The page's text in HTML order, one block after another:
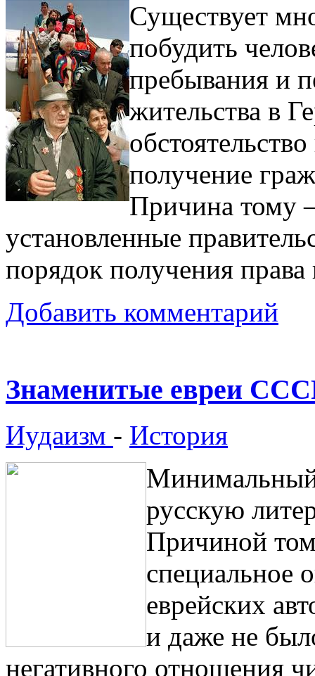
Существует
побудить
пребывания и
жительства в
получение
Причина тому
установленные
порядок получения
Добавить комментарий
Знаменитые евреи
Иудаизм - История
Минимальный
русскую
Причиной
специальное
еврейских
и даже не
негативного отношения